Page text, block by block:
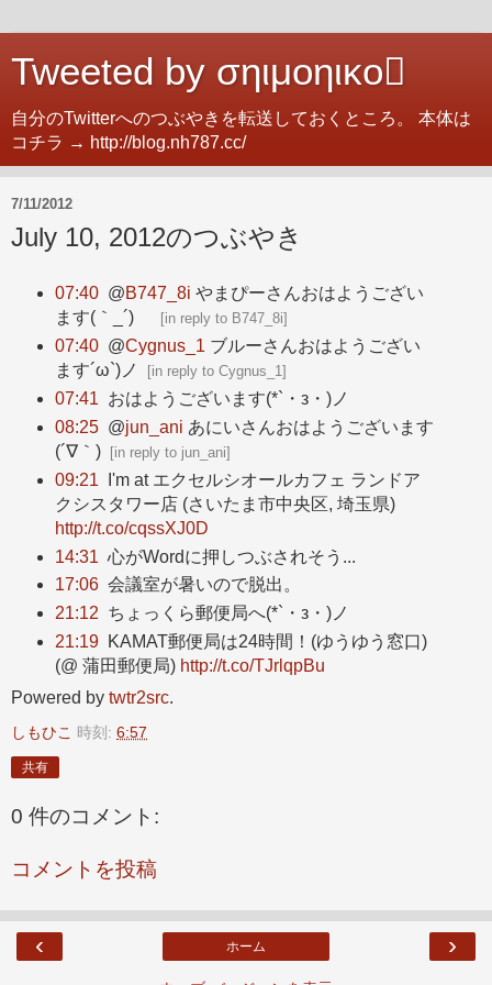
Tweeted by σηιμοηικο
自分のTwitterへのつぶやきを転送しておくところ。 本体は
コチラ → http://blog.nh787.cc/
7/11/2012
July 10, 2012のつぶやき
07:40 @B747_8i やまぴーさんおはようござい
ます(｀_´)ゞ
[in reply to B747_8i]
07:40 @Cygnus_1 ブルーさんおはようござい
ます´ω`)ノ
[in reply to Cygnus_1]
07:41 おはようございます(*`・з・)ノ
08:25 @jun_ani あにいさんおはようございます
(´∇｀)[in reply to jun_ani]
09:21
I'm at エクセルシオールカフェ ランドア
クシスタワー店 (さいたま市中央区, 埼玉県)
http://t.co/cqssXJ0D
14:31 心がWordに押しつぶされそう...
17:06 会議室が暑いので脱出。
21:12 ちょっくら郵便局へ(*`・з・)ノ
21:19
KAMAT郵便局は24時間！(ゆうゆう窓口)
(@ 蒲田郵便局) http://t.co/TJrlqpBu
Powered by twtr2src.
しもひこ 時刻: 6:57
共有
0 件のコメント:
コメントを投稿
‹ ›
ホーム